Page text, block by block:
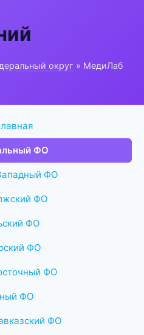
округ » МедиЛаб
ФО
ФО
ФО
ФО
ФО
ФО
ФО
ФО